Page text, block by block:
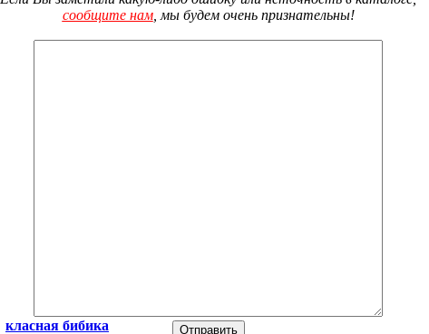
сообщите нам, мы будем очень признательны!
класная бибика